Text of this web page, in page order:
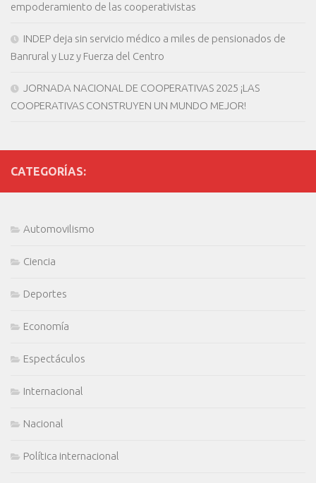
empoderamiento de las cooperativistas
INDEP deja sin servicio médico a miles de pensionados de
Banrural y Luz y Fuerza del Centro
JORNADA NACIONAL DE COOPERATIVAS 2025 ¡LAS
COOPERATIVAS CONSTRUYEN UN MUNDO MEJOR!
CATEGORÍAS:
Automovilismo
Ciencia
Deportes
Economía
Espectáculos
Internacional
Nacional
Política internacional